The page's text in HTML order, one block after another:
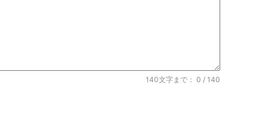
140文字まで：0 / 140